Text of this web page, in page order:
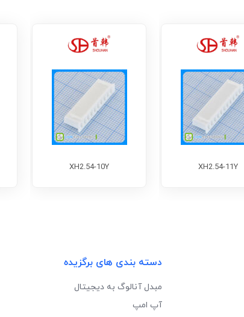
XH2.54-11Y
XH2.54-10Y
دسته بندی های برگزیده
مبدل آنالوگ به دیجیتال
آپ امپ